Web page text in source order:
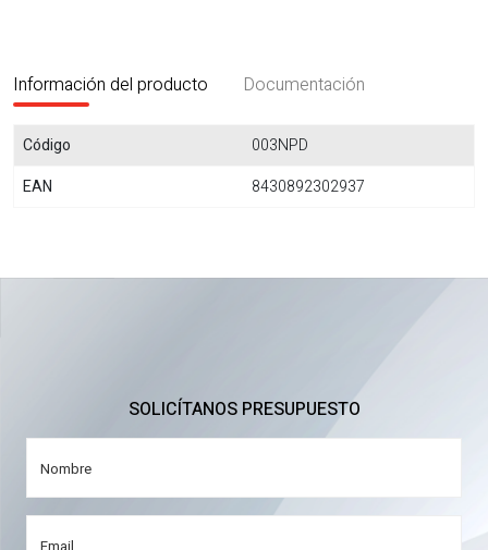
Información del producto Documentación
Código
003NPD
EAN
8430892302937
SOLICÍTANOS PRESUPUESTO